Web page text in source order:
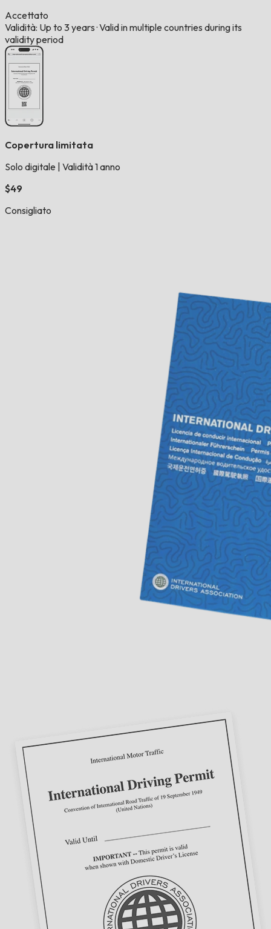
Accettato
Validità: Up to 3 years ·Valid in multiple countries during its
validity period
Copertura limitata
Solo digitale Validità 1 anno
$49
Consigliato